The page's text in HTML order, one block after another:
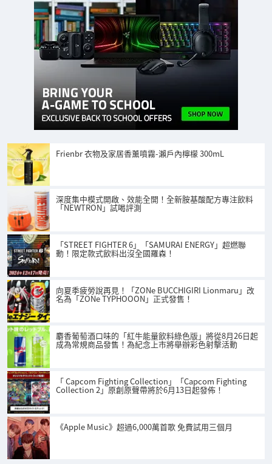
Frienbr 衣物及家居香薰噴霧-瀨戶內檸檬 300mL
深度集中模式開啟、效能全開！全新胺基酸配方專注飲料
「NEWTRON」試喝評測
「STREET FIGHTER 6」「SAMURAI ENERGY」超燃聯
動！限定款式飲料出沒全國羅森！
向夏季疲勞說再見！「ZONe BUCCHIGIRI Lionmaru」改
名為「ZONe TYPHOOON」正式發售！
麝香葡萄酒口味的「紅牛能量飲料綠色版」將從8月26日起
成為常規商品發售！為紀念上市將舉辦彩色射擊活動
「 Capcom Fighting Collection」「Capcom Fighting
Collection 2」原創原聲帶將於6月13日起發佈！
《Apple Music》超過6,000萬首歌 免費試用三個月